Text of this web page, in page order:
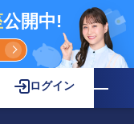
公開中!
ログイン